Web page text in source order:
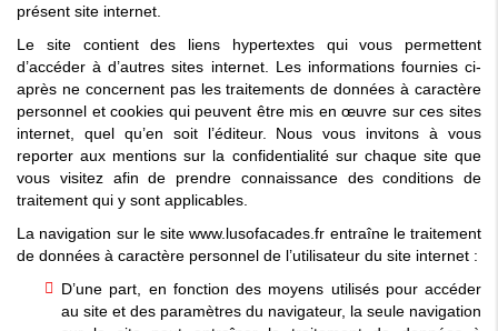
présent site internet.
Le site contient des liens hypertextes qui vous permettent
d’accéder à d’autres sites internet. Les informations fournies ci-
après ne concernent pas les traitements de données à caractère
personnel et cookies qui peuvent être mis en œuvre sur ces sites
internet, quel qu’en soit l’éditeur. Nous vous invitons à vous
reporter aux mentions sur la confidentialité sur chaque site que
vous visitez afin de prendre connaissance des conditions de
traitement qui y sont applicables.
La navigation sur le site www.lusofacades.fr entraîne le traitement
de données à caractère personnel de l’utilisateur du site internet :
D’une part, en fonction des moyens utilisés pour accéder
au site et des paramètres du navigateur, la seule navigation